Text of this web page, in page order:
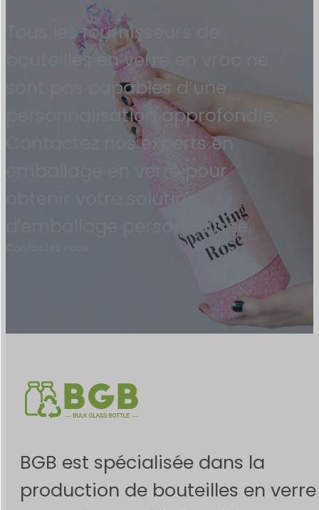
Tous les fournisseurs de
bouteilles en verre en vrac ne
sont pas capables d’une
personnalisation approfondie.
Contactez nos experts en
emballage en verre pour
obtenir votre solution
d'emballage personnalisée.
BGB est spécialisée dans la
production de bouteilles en verre